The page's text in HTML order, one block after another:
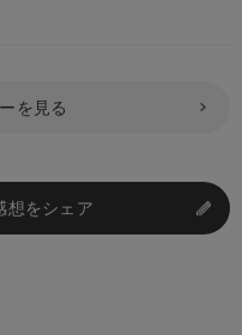
を見る
想をシェア